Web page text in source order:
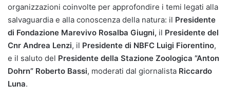
organizzazioni coinvolte per approfondire i temi legati alla
salvaguardia e alla conoscenza della natura: il Presidente
di Fondazione Marevivo Rosalba Giugni, il Presidente del
Cnr Andrea Lenzi, il Presidente di NBFC Luigi Fiorentino,
e il saluto del Presidente della Stazione Zoologica ”Anton
Dohrn” Roberto Bassi, moderati dal giornalista Riccardo
Luna.